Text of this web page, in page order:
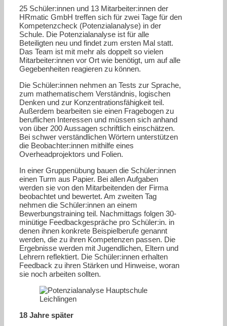
25 Schüler:innen und 13 Mitarbeiter:innen der
HRmatic GmbH treffen sich für zwei Tage für den
Kompetenzcheck (Potenzialanalyse) in der
Schule. Die Potenzialanalyse ist für alle
Beteiligten neu und findet zum ersten Mal statt.
Das Team ist mit mehr als doppelt so vielen
Mitarbeiter:innen vor Ort wie benötigt, um auf alle
Gegebenheiten reagieren zu können.
Die Schüler:innen nehmen an Tests zur Sprache,
zum mathematischem Verständnis, logischen
Denken und zur Konzentrationsfähigkeit teil.
Außerdem bearbeiten sie einen Fragebogen zu
beruflichen Interessen und müssen sich anhand
von über 200 Aussagen schriftlich einschätzen.
Bei schwer verständlichen Wörtern unterstützen
die Beobachter:innen mithilfe eines
Overheadprojektors und Folien.
In einer Gruppenübung bauen die Schüler:innen
einen Turm aus Papier. Bei allen Aufgaben
werden sie von den Mitarbeitenden der Firma
beobachtet und bewertet. Am zweiten Tag
nehmen die Schüler:innen an einem
Bewerbungstraining teil. Nachmittags folgen 30-
minütige Feedbackgespräche pro Schüler:in. in
denen ihnen konkrete Beispielberufe genannt
werden, die zu ihren Kompetenzen passen. Die
Ergebnisse werden mit Jugendlichen, Eltern und
Lehrern reflektiert. Die Schüler:innen erhalten
Feedback zu ihren Stärken und Hinweise, woran
sie noch arbeiten sollten.
18 Jahre später